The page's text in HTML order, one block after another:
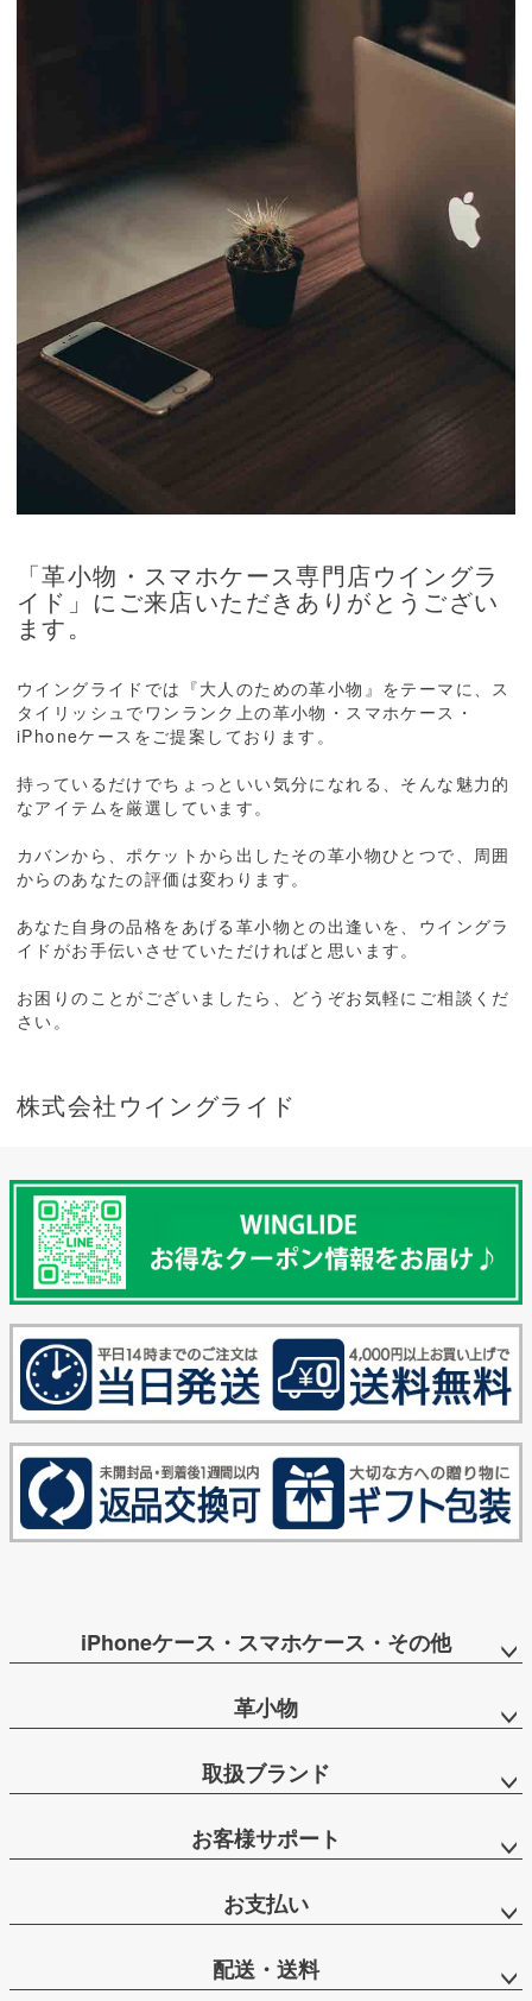
「革小物・スマホケース専門店ウイングラ
イド」にご来店いただきありがとうござい
ます。
ウイングライドでは『大人のための革小物』をテーマに、ス
タイリッシュでワンランク上の革小物・スマホケース・
iPhoneケースをご提案しております。
持っているだけでちょっといい気分になれる、そんな魅力的
なアイテムを厳選しています。
カバンから、ポケットから出したその革小物ひとつで、周囲
からのあなたの評価は変わります。
あなた自身の品格をあげる革小物との出逢いを、ウイングラ
イドがお手伝いさせていただければと思います。
お困りのことがございましたら、どうぞお気軽にご相談くだ
さい。
株式会社ウイングライド
iPhoneケース・スマホケース・その他
革小物
取扱ブランド
お客様サポート
お支払い
配送・送料